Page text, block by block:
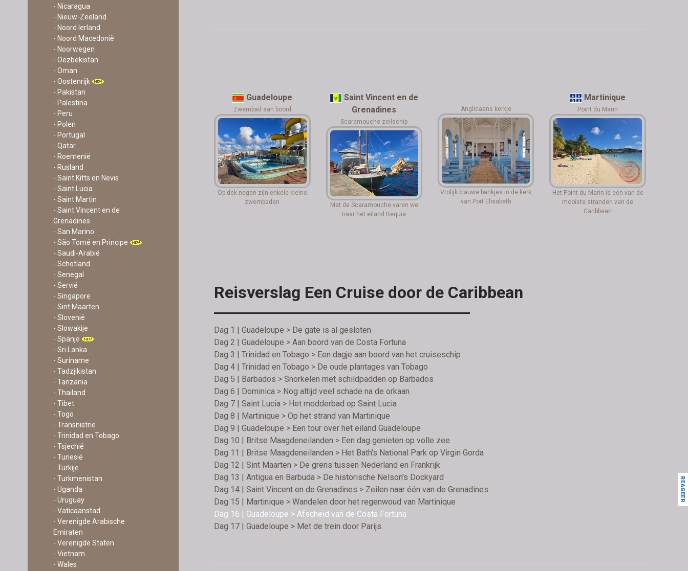
- Nicaragua
- Nieuw-Zeeland
- Noord Ierland
- Noord Macedonië
- Noorwegen
- Oezbekistan
- Oman
- Oostenrijk
- Pakistan
- Palestina
- Peru
- Polen
- Portugal
- Qatar
- Roemenië
- Rusland
- Saint Kitts en Nevis
- Saint Lucia
- Saint Martin
- Saint Vincent en de
Grenadines
- San Marino
- São Tomé en Principe
- Saudi-Arabië
- Schotland
- Senegal
- Servië
- Singapore
- Sint Maarten
- Slovenië
- Slowakije
- Spanje
- Sri Lanka
- Suriname
- Tadzjikistan
- Tanzania
- Thailand
- Tibet
- Togo
- Transnistrië
- Trinidad en Tobago
- Tsjechië
- Tunesië
- Turkije
- Turkmenistan
- Uganda
- Uruguay
- Vaticaanstad
- Verenigde Arabische
Emiraten
- Verenigde Staten
- Vietnam
- Wales
Guadeloupe
Zwembad aan boord
Op dek negen zijn enkele kleine
zwembaden
Saint Vincent en de
Grenadines
Scaramouche zeilschip
Met de Scaramouche varen we
naar het eiland Bequia
Anglicaans kerkje
Vrolijk blauwe bankjes in de kerk
van Port Elisabeth
Martinique
Point du Marin
Het Point du Marin is een van de
mooiste stranden van de
Caribbean
Reisverslag Een Cruise door de Caribbean
Dag 1 | Guadeloupe > De gate is al gesloten
Dag 2 | Guadeloupe > Aan boord van de Costa Fortuna
Dag 3 | Trinidad en Tobago > Een dagje aan boord van het cruiseschip
Dag 4 | Trinidad en Tobago > De oude plantages van Tobago
Dag 5 | Barbados > Snorkelen met schildpadden op Barbados
Dag 6 | Dominica > Nog altijd veel schade na de orkaan
Dag 7 | Saint Lucia > Het modderbad op Saint Lucia
Dag 8 | Martinique > Op het strand van Martinique
Dag 9 | Guadeloupe > Een tour over het eiland Guadeloupe
Dag 10 | Britse Maagdeneilanden > Een dag genieten op volle zee
Dag 11 | Britse Maagdeneilanden > Het Bath's National Park op Virgin Gorda
Dag 12 | Sint Maarten > De grens tussen Nederland en Frankrijk
Dag 13 | Antigua en Barbuda > De historische Nelson's Dockyard
Dag 14 | Saint Vincent en de Grenadines > Zeilen naar één van de Grenadines
Dag 15 | Martinique > Wandelen door het regenwoud van Martinique
Dag 16 | Guadeloupe > Afscheid van de Costa Fortuna
Dag 17 | Guadeloupe > Met de trein door Parijs.
REAGEER